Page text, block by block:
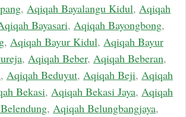
, Aqiqah Bayalangu Kidul, Aqiqah
Bayasari, Aqiqah Bayongbong,
, Aqiqah Bayur Kidul, Aqiqah Bayur
, Aqiqah Beber, Aqiqah Beberan,
, Aqiqah Beduyut, Aqiqah Beji, Aqiqah
Bekasi, Aqiqah Bekasi Jaya, Aqiqah
, Aqiqah Belungbangjaya,